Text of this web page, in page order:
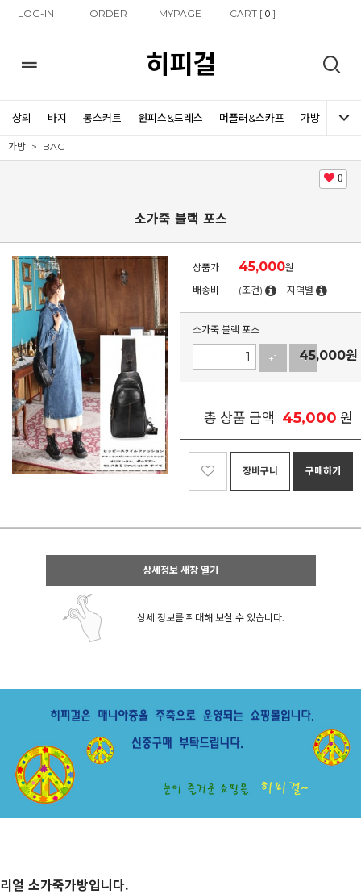
LOG-IN ORDER MYPAGE CART [0 ]
히피걸
상의 바지 롱스커트 원피스&드레스 머플러&스카프 가방 신발
가방 BAG
0
소가죽 블랙 포스
상품가 45,000원
배송비
(조건) 지역별
소가죽 블랙 포스
+1 -1
45,000원
총 상품 금액 45,000 원
장바구니 구매하기
상세정보 새창 열기
상세 정보를 확대해 보실 수 있습니다.
리얼 소가죽가방입니다.